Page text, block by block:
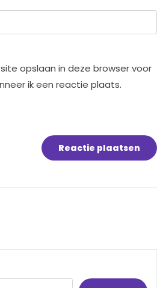
opslaan in deze browser voor
ik een reactie plaats.